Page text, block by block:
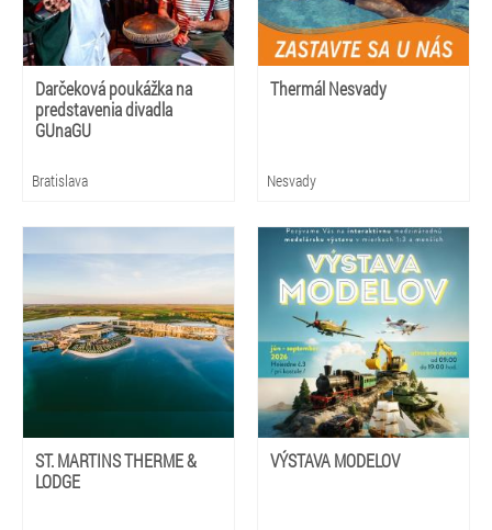
Darčeková poukážka na
predstavenia divadla
GUnaGU
Bratislava
Thermál Nesvady
Nesvady
ST. MARTINS THERME &
LODGE
VÝSTAVA MODELOV